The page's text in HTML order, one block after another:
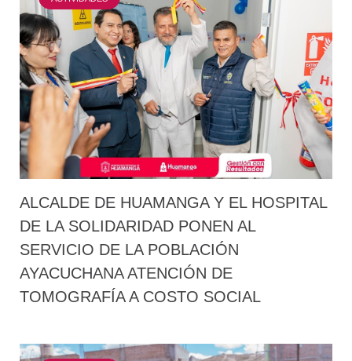
ALCALDE DE HUAMANGA Y EL HOSPITAL
DE LA SOLIDARIDAD PONEN AL
SERVICIO DE LA POBLACIÓN
AYACUCHANA ATENCIÓN DE
TOMOGRAFÍA A COSTO SOCIAL